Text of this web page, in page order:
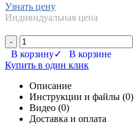
Узнать цену
Индивидуальная цена
-
В корзину✓ В корзине
Купить в один клик
Описание
Инструкции и файлы (0)
Видео (0)
Доставка и оплата